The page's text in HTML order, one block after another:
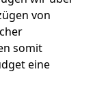
von
somit
eine